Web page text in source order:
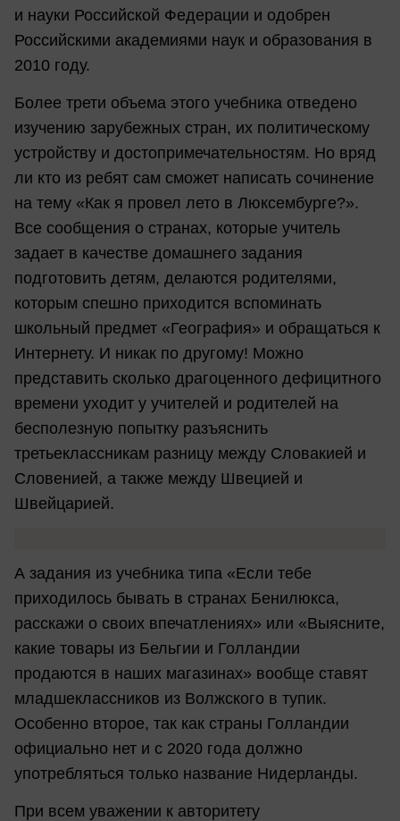
и науки Российской Федерации и одобрен
Российскими академиями наук и образования в
2010 году.
Более трети объема этого учебника отведено
изучению зарубежных стран, их политическому
устройству и достопримечательностям. Но вряд
ли кто из ребят сам сможет написать сочинение
на тему «Как я провел лето в Люксембурге?».
Все сообщения о странах, которые учитель
задает в качестве домашнего задания
подготовить детям, делаются родителями,
которым спешно приходится вспоминать
школьный предмет «География» и обращаться к
Интернету. И никак по другому! Можно
представить сколько драгоценного дефицитного
времени уходит у учителей и родителей на
бесполезную попытку разъяснить
третьеклассникам разницу между Словакией и
Словенией, а также между Швецией и
Швейцарией.
А задания из учебника типа «Если тебе
приходилось бывать в странах Бенилюкса,
расскажи о своих впечатлениях» или «Выясните,
какие товары из Бельгии и Голландии
продаются в наших магазинах» вообще ставят
младшеклассников из Волжского в тупик.
Особенно второе, так как страны Голландии
официально нет и с 2020 года должно
употребляться только название Нидерланды.
При всем уважении к авторитету